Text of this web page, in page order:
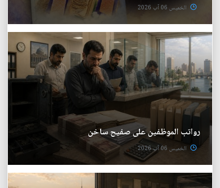
الخميس 06 آب 2026
رواتب الموظفين على صفيح ساخن
الخميس 06 آب 2026